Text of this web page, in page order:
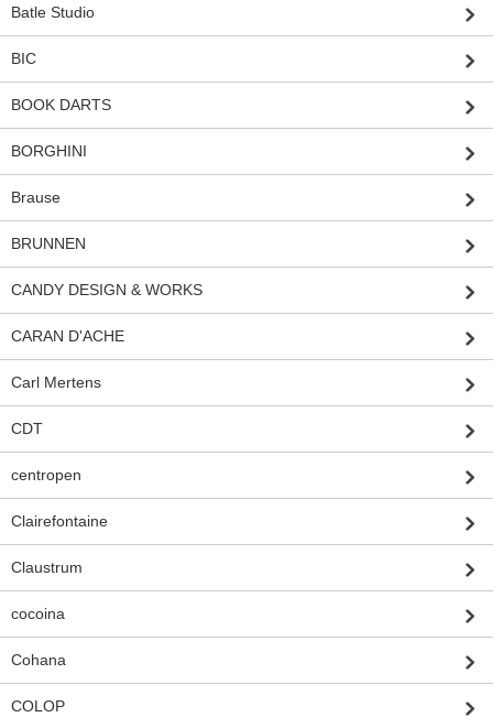
Batle Studio
BIC
BOOK DARTS
BORGHINI
Brause
BRUNNEN
CANDY DESIGN & WORKS
CARAN D'ACHE
Carl Mertens
CDT
centropen
Clairefontaine
Claustrum
cocoina
Cohana
COLOP